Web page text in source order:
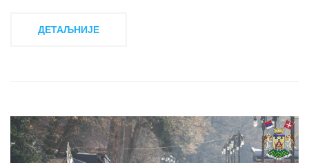
ДЕТАЉНИЈЕ